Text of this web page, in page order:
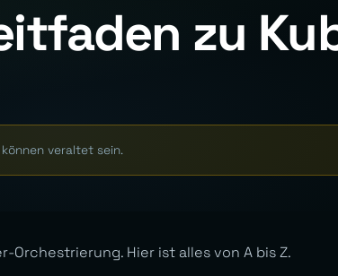
zu
veraltet sein.
Hier ist alles von A bis Z.